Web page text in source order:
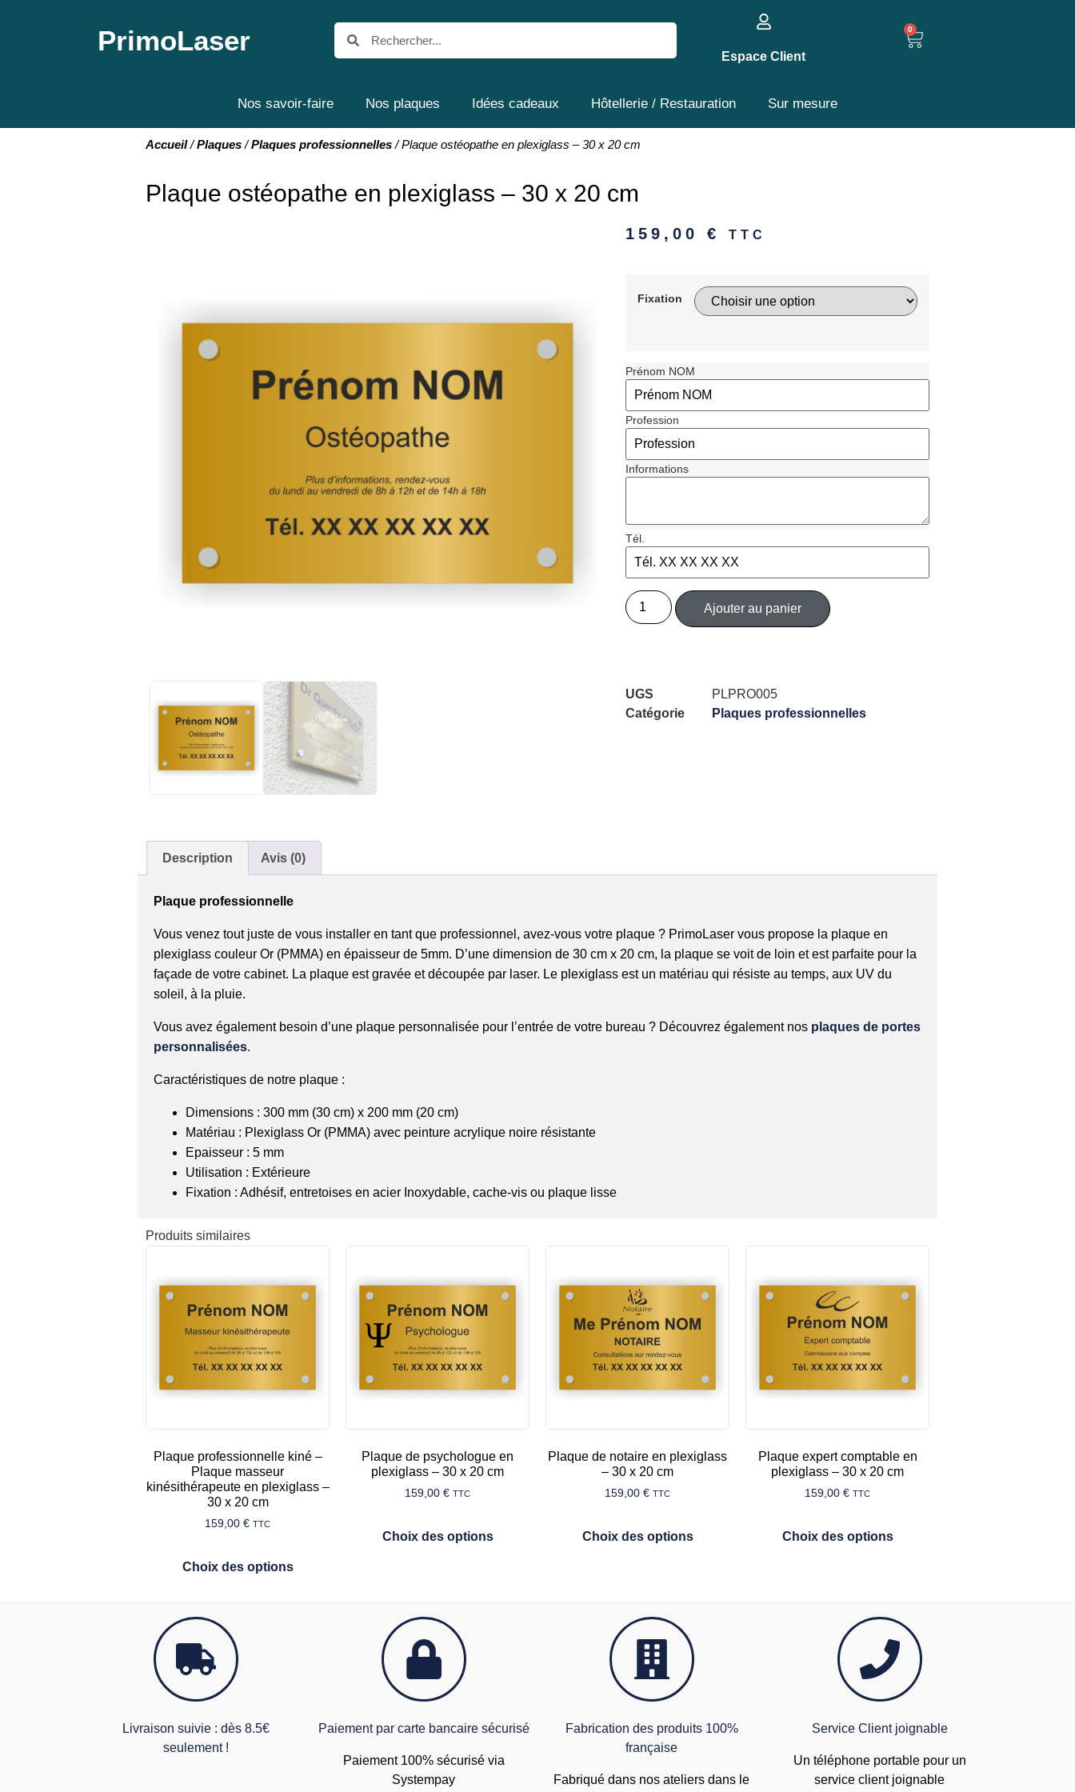
PrimoLaser
Espace Client
0
Nos savoir-faire Nos plaques Idées cadeaux Hôtellerie / Restauration Sur mesure
Accueil/Plaques/Plaques professionnelles/ Plaque ostéopathe en plexiglass – 30 x 20 cm
Plaque ostéopathe en plexiglass – 30 x 20 cm
159,00 € TTC
Fixation
Prénom NOM
Profession
Informations
Tél.
Ajouter au panier
UGS
PLPRO005
Catégorie
Plaques professionnelles
Description Avis (0)
Plaque professionnelle
Vous venez tout juste de vous installer en tant que professionnel, avez-vous votre plaque ? PrimoLaser vous propose la plaque en
plexiglass couleur Or (PMMA) en épaisseur de 5mm. D’une dimension de 30 cm x 20 cm, la plaque se voit de loin et est parfaite pour la
façade de votre cabinet. La plaque est gravée et découpée par laser. Le plexiglass est un matériau qui résiste au temps, aux UV du
soleil, à la pluie.
Vous avez également besoin d’une plaque personnalisée pour l’entrée de votre bureau ? Découvrez également nos plaques de portes
personnalisées.
Caractéristiques de notre plaque :
Dimensions : 300 mm (30 cm) x 200 mm (20 cm)
Matériau : Plexiglass Or (PMMA) avec peinture acrylique noire résistante
Epaisseur : 5 mm
Utilisation : Extérieure
Fixation : Adhésif, entretoises en acier Inoxydable, cache-vis ou plaque lisse
Produits similaires
Plaque professionnelle kiné –
Plaque masseur
kinésithérapeute en plexiglass –
30 x 20 cm
159,00 € TTC
Choix des options
Plaque de psychologue en
plexiglass – 30 x 20 cm
159,00 € TTC
Choix des options
Plaque de notaire en plexiglass
– 30 x 20 cm
159,00 € TTC
Choix des options
Plaque expert comptable en
plexiglass – 30 x 20 cm
159,00 € TTC
Choix des options
Livraison suivie : dès 8.5€
seulement !
Paiement par carte bancaire sécurisé
Paiement 100% sécurisé via
Systempay
Fabrication des produits 100%
française
Fabriqué dans nos ateliers dans le
Service Client joignable
Un téléphone portable pour un
service client joignable